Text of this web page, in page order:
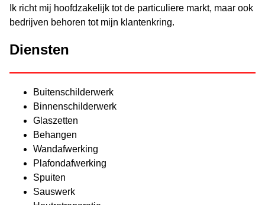
Ik richt mij hoofdzakelijk tot de particuliere markt, maar ook
bedrijven behoren tot mijn klantenkring.
Diensten
Buitenschilderwerk
Binnenschilderwerk
Glaszetten
Behangen
Wandafwerking
Plafondafwerking
Spuiten
Sauswerk